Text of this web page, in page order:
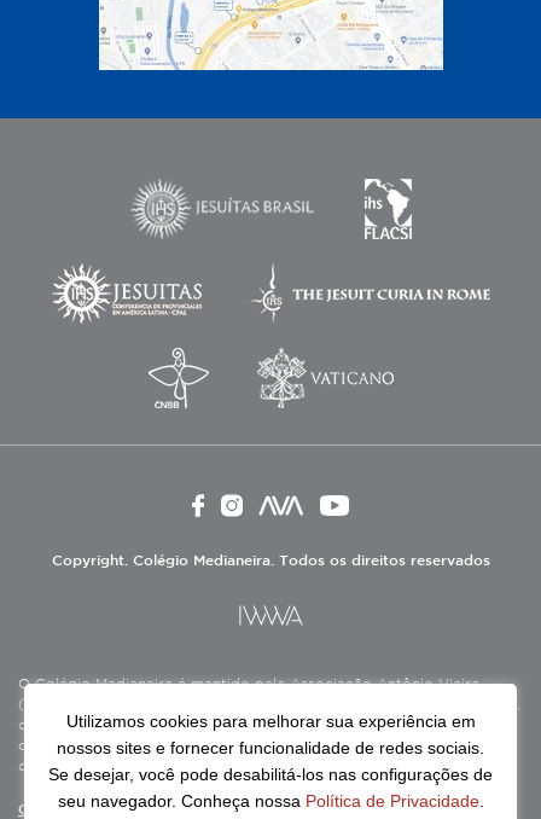
Copyright. Colégio Medianeira. Todos os direitos reservados
O Colégio Medianeira é mantido pela Associação Antônio Vieira
(ASAV), instituição de direito privado sem fins lucrativos, filantrópica,
de natureza educativa, cultural, assistencial e beneficente, certificada
como Entidade Beneficente de Assistência Social (CEBAS), nas áreas
de educação e assistência social.
Continue lendo
Utilizamos cookies para melhorar sua experiência em
nossos sites e fornecer funcionalidade de redes sociais.
Se desejar, você pode desabilitá-los nas configurações de
seu navegador. Conheça nossa Política de Privacidade.